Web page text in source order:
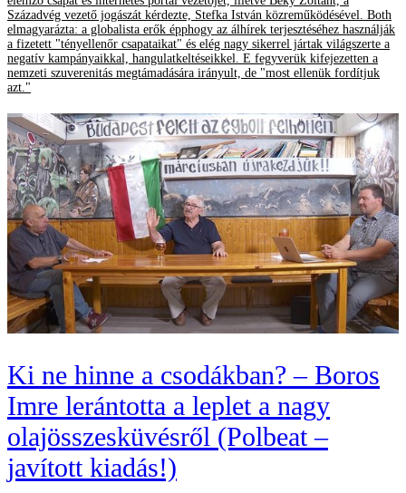
Századvég vezető jogászát kérdezte, Stefka István közreműködésével. Both
elmagyarázta: a globalista erők épphogy az álhírek terjesztéséhez használják
a fizetett "tényellenőr csapataikat" és elég nagy sikerrel jártak világszerte a
negatív kampányaikkal, hangulatkeltéseikkel. E fegyverük kifejezetten a
nemzeti szuverenitás megtámadására irányult, de "most ellenük fordítjuk
azt."
Ki ne hinne a csodákban? – Boros
Imre lerántotta a leplet a nagy
olajösszesküvésről (Polbeat –
javított kiadás!)